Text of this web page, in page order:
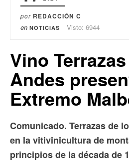
por REDACCIÓN C
en NOTICIAS Visto: 6944
Vino
Andes
Extremo
Comunicado. Terrazas de
en la vitivinicultura de
principios de la década de